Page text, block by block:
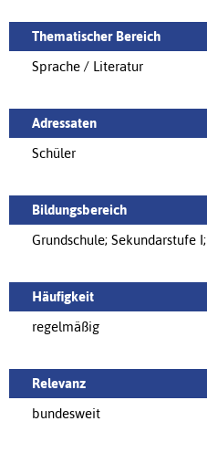
Thematischer Bereich
Sprache / Literatur
Adressaten
Schüler
Bildungsbereich
Grundschule; Sekundarstufe
Häufigkeit
regelmäßig
Relevanz
bundesweit